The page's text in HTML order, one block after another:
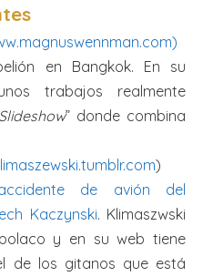
en Bangkok. En su
trabajos realmente
Slideshow” donde combina
)
de avión del
Kaczynski. Klimaszwski
y en su web tiene
de los gitanos que está